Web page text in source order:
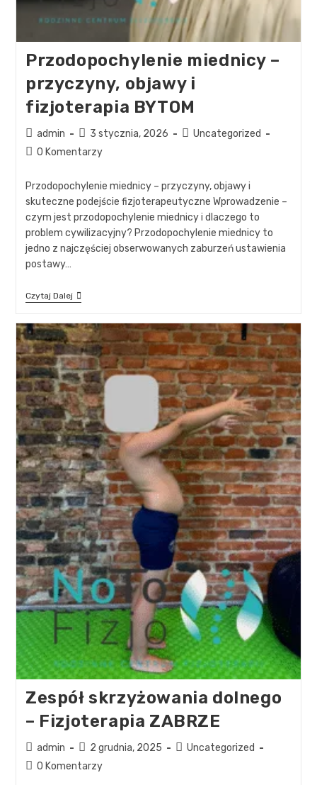
Przodopochylenie miednicy –
przyczyny, objawy i
fizjoterapia BYTOM
admin 3 stycznia, 2026
Uncategorized
0 Komentarzy
Przodopochylenie miednicy – przyczyny, objawy i
skuteczne podejście fizjoterapeutyczne Wprowadzenie –
czym jest przodopochylenie miednicy i dlaczego to
problem cywilizacyjny? Przodopochylenie miednicy to
jedno z najczęściej obserwowanych zaburzeń ustawienia
postawy…
Czytaj Dalej
Zespół skrzyżowania dolnego
– Fizjoterapia ZABRZE
admin 2 grudnia, 2025
Uncategorized
0 Komentarzy